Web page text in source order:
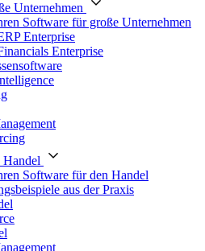
Unternehmen
Software für große Unternehmen
Enterprise
Enterprise
Handel
Software für den Handel
aus der Praxis